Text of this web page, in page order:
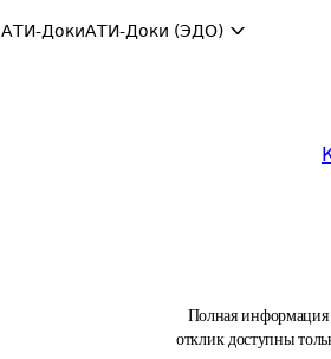
АТИ-ДокиАТИ-Доки (ЭДО)
Полная информация
отклик доступны